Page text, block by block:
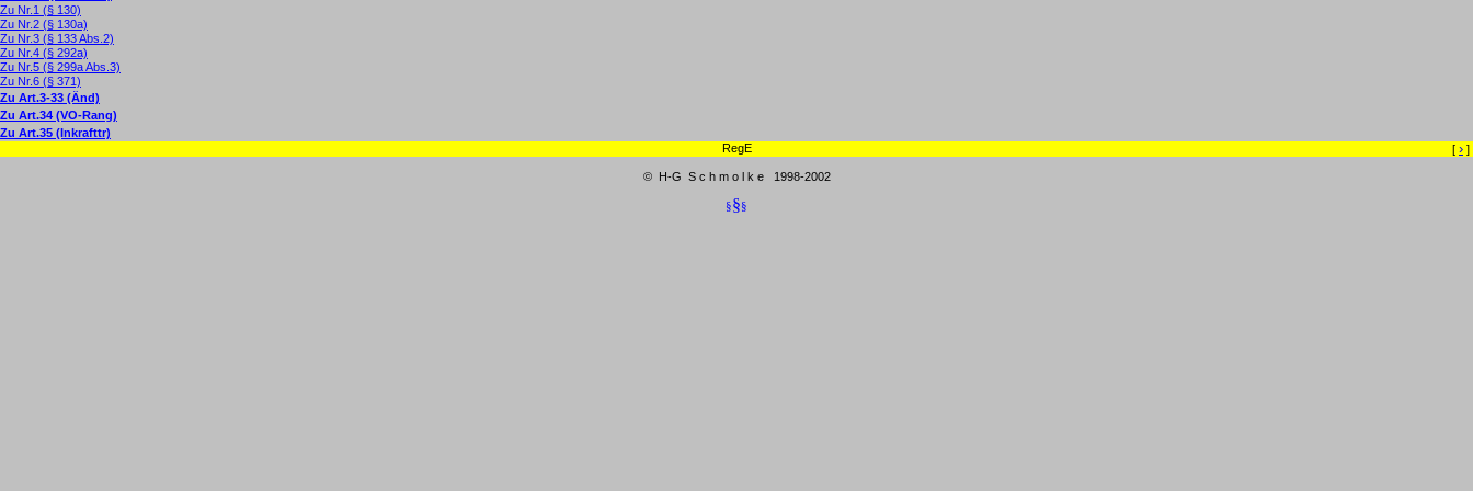
Zu Nr.1 (§ 130)
Zu Nr.2 (§ 130a)
Zu Nr.3 (§ 133 Abs.2)
Zu Nr.4 (§ 292a)
Zu Nr.5 (§ 299a Abs.3)
Zu Nr.6 (§ 371)
Zu Art.3-33 (Änd)
Zu Art.34 (VO-Rang)
Zu Art.35 (Inkrafttr)
RegE
[ › ]
© H-G S c h m o l k e 1998-2002
§§§